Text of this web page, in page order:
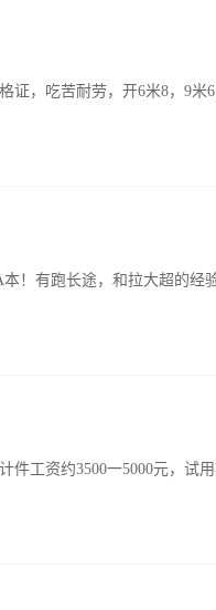
证，吃苦耐劳，开6米8，9米
！有跑长途，和拉大超的经
件工资约3500一5000元，试